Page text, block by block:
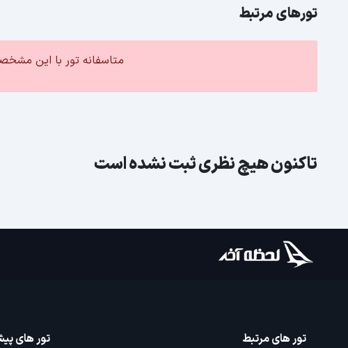
تورهای مرتبط
متاسفانه تور با این
تاکنون هیچ نظری ثبت نشده است
تور های مرتبط تور های